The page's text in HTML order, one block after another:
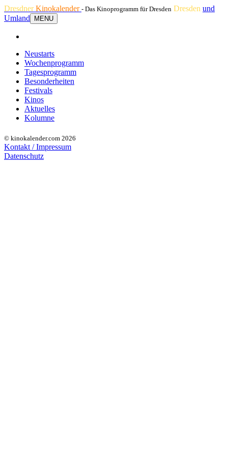
DresdnerKinokalender - Das Kinoprogramm für Dresden Dresden und
Umland
MENU
Neustarts
Wochenprogramm
Tagesprogramm
Besonderheiten
Festivals
Kinos
Aktuelles
Kolumne
© kinokalender.com 2026
Kontakt / Impressum
Datenschutz